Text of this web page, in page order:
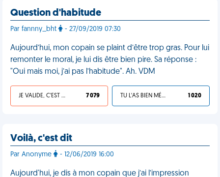
Question d'habitude
Par fannny_bht - 27/09/2019 07:30
Aujourd’hui, mon copain se plaint d’être trop gras. Pour lui
remonter le moral, je lui dis être bien pire. Sa réponse :
"Oui mais moi, j’ai pas l’habitude". Ah. VDM
JE VALIDE, C'EST UNE VDM 7 079 TU L'AS BIEN MÉRITÉ 1 020
Voilà, c'est dit
Par Anonyme - 12/06/2019 16:00
Aujourd'hui, je dis à mon copain que j’ai l’impression